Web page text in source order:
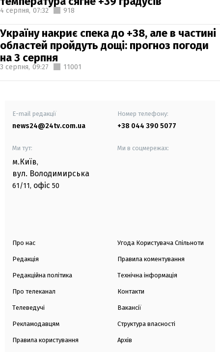
4 серпня, 07:32 918
Україну накриє спека до +38, але в частині
областей пройдуть дощі: прогноз погоди
на 3 серпня
3 серпня, 09:27 11001
E-mail редакції
news24@24tv.com.ua
Номер телефону:
+38 044 390 5077
Ми тут:
м.Київ,
вул. Володимирська
61/11, офіс 50
Ми в соцмережах:
Про нас
Редакція
Редакційна політика
Про телеканал
Телеведучі
Рекламодавцям
Правила користування
Угода Користувача Спільноти
Правила коментування
Технічна інформація
Контакти
Вакансії
Структура власності
Архів